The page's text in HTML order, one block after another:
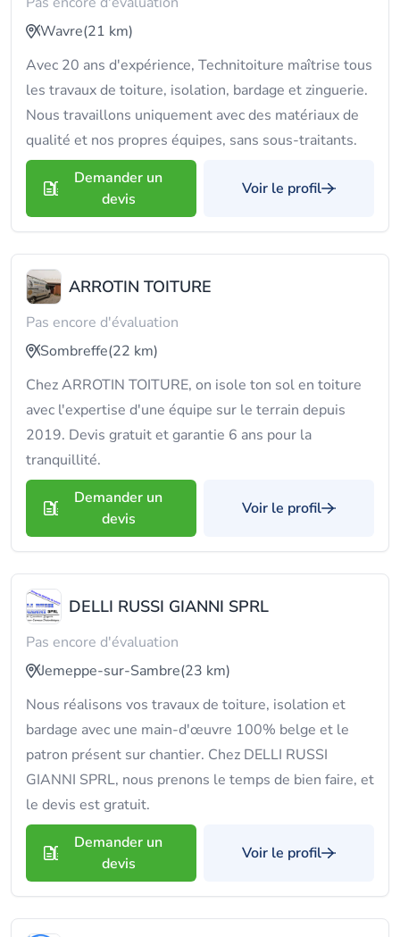
Wavre(21 km)
Avec 20 ans d'expérience, Technitoiture maîtrise tous
les travaux de toiture, isolation, bardage et zinguerie.
Nous travaillons uniquement avec des matériaux de
qualité et nos propres équipes, sans sous-traitants.
Demander un
devis
Voir le profil
ARROTIN TOITURE
Pas encore d'évaluation
Sombreffe(22 km)
Chez ARROTIN TOITURE, on isole ton sol en toiture
avec l'expertise d'une équipe sur le terrain depuis
2019. Devis gratuit et garantie 6 ans pour la
tranquillité.
Demander un
devis
Voir le profil
DELLI RUSSI GIANNI SPRL
Pas encore d'évaluation
Jemeppe-sur-Sambre(23 km)
Nous réalisons vos travaux de toiture, isolation et
bardage avec une main-d'œuvre 100% belge et le
patron présent sur chantier. Chez DELLI RUSSI
GIANNI SPRL, nous prenons le temps de bien faire, et
le devis est gratuit.
Demander un
devis
Voir le profil